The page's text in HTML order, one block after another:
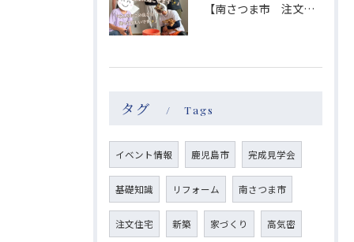
【南さつま市 注文住宅】塗り壁体験レポート
タグ Tags
イベント情報 鹿児島市 完成見学会
基礎知識 リフォーム 南さつま市
注文住宅 新築 家づくり 高気密